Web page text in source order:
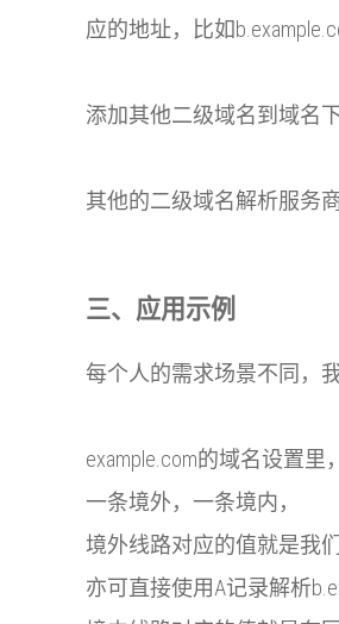
应的地址，比如
添加其他二级域名到域名
其他的二级域名解析服务商
三、应用示例
每个人的需求场景不同，
example.com的域名设置里
一条境外，一条境内，
境外线路对应的值就是我
亦可直接使用A记录解析